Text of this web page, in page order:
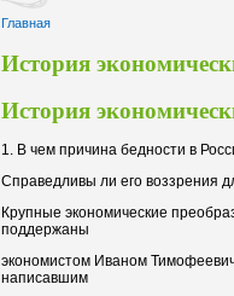
Главная
История
История
1. В чем причина бедности в
Справедливы ли его воззрения
Крупные экономические
поддержаны
экономистом Иваном
написавшим